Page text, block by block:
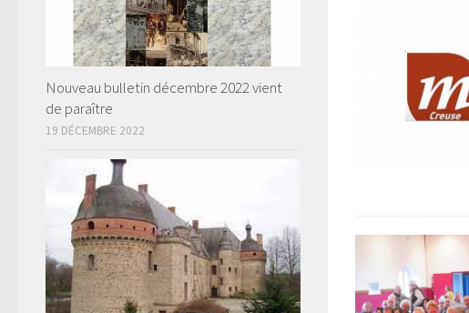
Nouveau bulletin décembre 2022 vient
de paraître
19 DÉCEMBRE 2022